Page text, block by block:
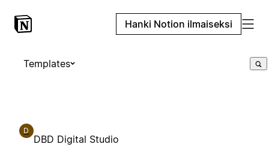
Hanki Notion ilmaiseksi
Templates
D
DBD Digital Studio